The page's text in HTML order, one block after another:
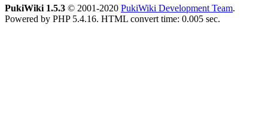
PukiWiki 1.5.3 © 2001-2020 PukiWiki Development Team.
Powered by PHP 5.4.16. HTML convert time: 0.005 sec.